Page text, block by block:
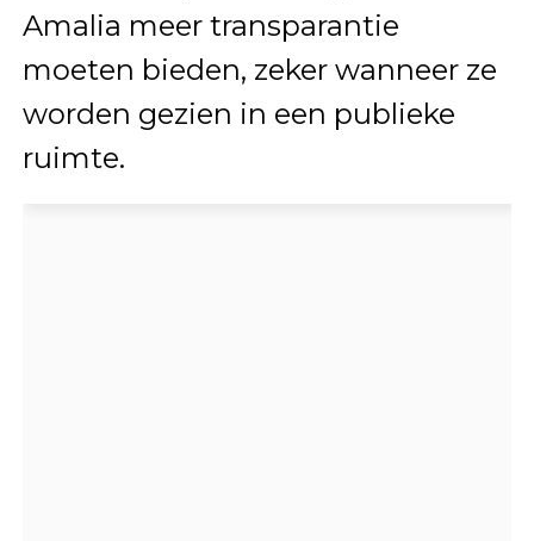
Amalia meer transparantie
moeten bieden, zeker wanneer ze
worden gezien in een publieke
ruimte.